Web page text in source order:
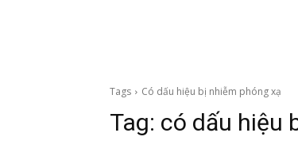
Tags Có dấu hiệu bị nhiễm phóng xạ
Tag: có dấu hiệu